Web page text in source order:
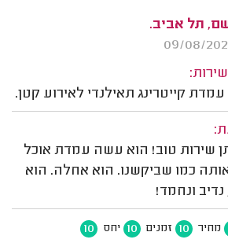
תל אביב.
קייטרינג תאילנדי לאירוע קטן.
שירות טוב! הוא עשה עמדת אוכל
כמו שביקשנו. הוא אחלה. הוא
נדיב ונחמד!
מחיר 10 זמנים 10 יחס 10